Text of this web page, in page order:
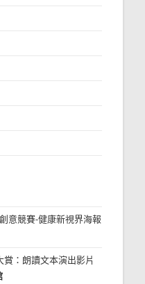
意競賽-健康新視界海報
：朗讀文本演出影片